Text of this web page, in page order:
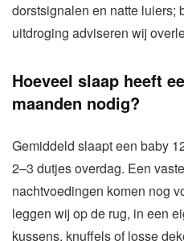
dorstsignalen en natte luiers;
uitdroging adviseren wij
Hoeveel slaap heeft
maanden nodig?
Gemiddeld slaapt een baby
2–3 dutjes overdag. Een
nachtvoedingen komen nog
leggen wij op de rug, in een
kussens, knuffels of losse